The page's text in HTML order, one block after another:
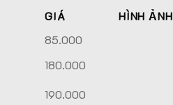
GIÁ HÌNH ẢNH
85.000
180.000
190.000